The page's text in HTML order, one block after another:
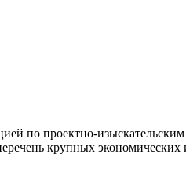
по проектно-
крупных